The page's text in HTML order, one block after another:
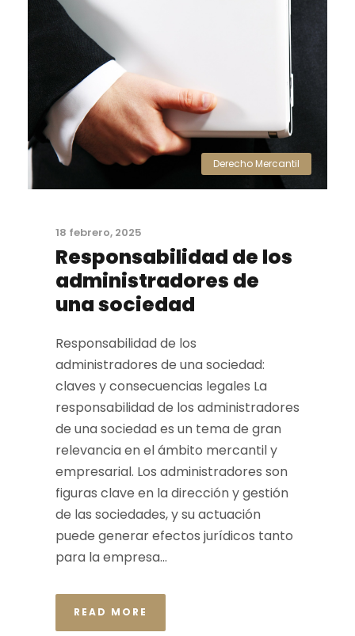
Derecho Mercantil
18 febrero, 2025
Responsabilidad de los
administradores de
una sociedad
Responsabilidad de los
administradores de una sociedad:
claves y consecuencias legales La
responsabilidad de los administradores
de una sociedad es un tema de gran
relevancia en el ámbito mercantil y
empresarial. Los administradores son
figuras clave en la dirección y gestión
de las sociedades, y su actuación
puede generar efectos jurídicos tanto
para la empresa...
READ MORE